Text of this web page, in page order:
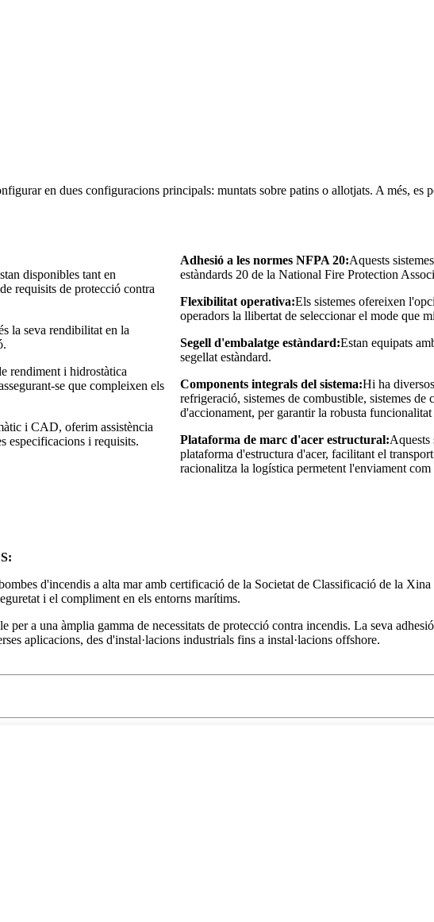
en dues configuracions principals: muntats sobre patins o allotjats. A més, es
disponibles tant en
requisits de protecció contra
la seva rendibilitat en la
rendiment i hidrostàtica
se que compleixen els
i CAD, oferim assistència
especificacions i requisits.
Adhesió a les normes NFPA 20:Aquests
estàndards 20 de la National Fire Protection
Flexibilitat operativa:Els sistemes ofereixen
operadors la llibertat de seleccionar el mode que
Segell d'embalatge estàndard:Estan equipats
segellat estàndard.
Components integrals del sistema:Hi ha
refrigeració, sistemes de combustible, sistemes de
d'accionament, per garantir la robusta funcionalitat
Plataforma de marc d'acer estructural:Aquests
plataforma d'estructura d'acer, facilitant el
racionalitza la logística permetent l'enviament com
d'incendis a alta mar amb certificació de la Societat de Classificació de la
i el compliment en els entorns marítims.
a una àmplia gamma de necessitats de protecció contra incendis. La seva
aplicacions, des d'instal·lacions industrials fins a instal·lacions offshore.